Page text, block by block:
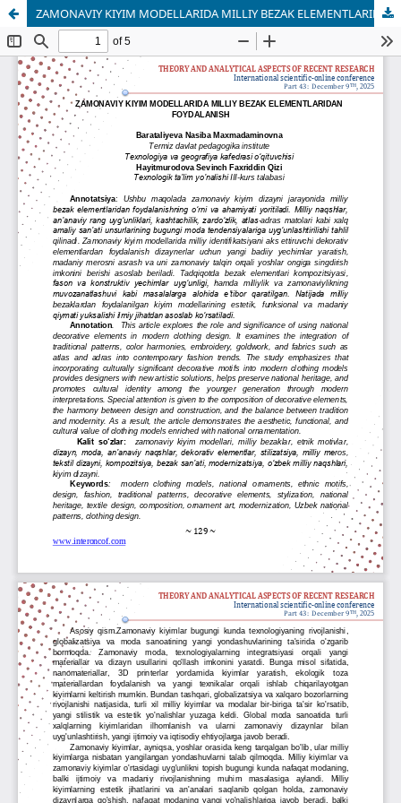
ZAMONAVIY KIYIM MODELLARIDA MILLIY BEZAK ELEMENTLARIDAN FOYDALANISH